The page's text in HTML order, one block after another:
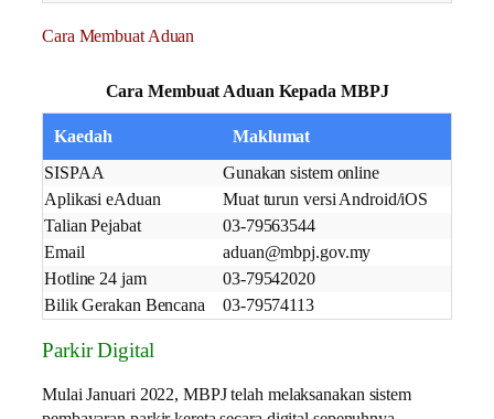
Cara Membuat Aduan
Cara Membuat Aduan Kepada MBPJ
Kaedah
Maklumat
SISPAA
Gunakan sistem online
Aplikasi eAduan
Muat turun versi Android/iOS
Talian Pejabat
03-79563544
Email
aduan@mbpj.gov.my
Hotline 24 jam
03-79542020
Bilik Gerakan Bencana
03-79574113
Parkir Digital
Mulai Januari 2022, MBPJ telah melaksanakan sistem